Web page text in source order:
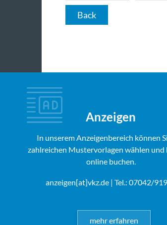
Back
Anzeigen
In unserem Anzeigenbereich können
zahlreichen Mustervorlagen wählen und
online buchen.
anzeigen[at]vkz.de| Tel.: 07042/
mehr erfahren